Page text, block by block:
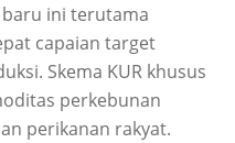
baru ini terutama
capaian target
Skema KUR khusus
perkebunan
perikanan rakyat.